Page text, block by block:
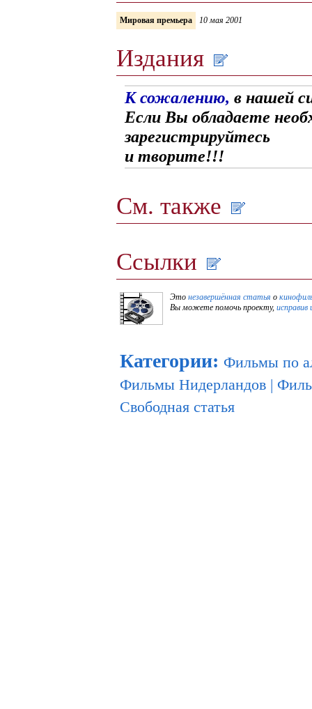
Мировая премьера 10 мая 2001
Издания
К сожалению, в нашей
Если Вы обладаете
зарегистрируйтесь
и творите!!!
См. также
Ссылки
Это незавершённая статья о
Вы можете помочь проекту, исправив
Категории: Фильмы по
Фильмы Нидерландов |
Свободная статья